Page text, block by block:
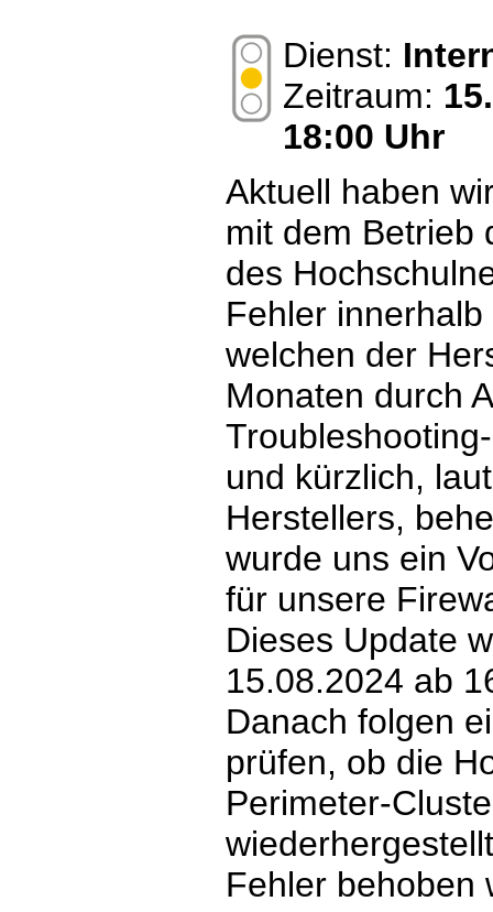
Dienst:
Zeitraum:
18:00 Uhr
Aktuell haben
mit dem Betrieb
des
Fehler
welchen der
Monaten durch
und kürzlich,
Herstellers,
wurde uns ein
für unsere
Dieses Update
15.08.2024 ab
Danach folgen
prüfen, ob die
Perimeter-
Fehler behoben